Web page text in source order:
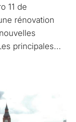
11 de
rénovation
principales...